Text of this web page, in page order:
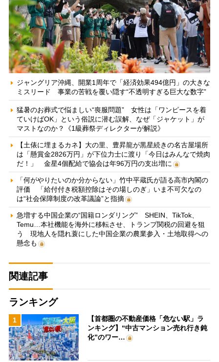
ジャングリア沖縄、開業1周年で「経済効果494億円」の大きな
ミスリード 事業の苦戦を覆い隠す“不透明すぎる巨大な数字”
猛暑のお葬式で悩ましい“喪服問題” 女性は「ワンピースを着
ていけばOK」という俗説に潜む誤解、なぜ「ジャケット」が
マストなのか？《1級葬祭ディレクターが解説》
【土俵に埋まるカネ】大の里、豊昇龍が黒星続きの名古屋場所
は「懸賞金2826万円」が下位力士に渡り「今日はみんなで焼肉
だ！」 金星4個配給で協会は年96万円の支出増に
「何がやりたいのか分からない」竹中平蔵氏が語る高市内閣の
評価 「給付付き税額控除はその場しのぎ」いま不可欠なの
は“社会保障制度の改革議論”と指摘
急増する中国企業の“国籍ロンダリング” SHEIN、TikTok、
Temu…本社機能を海外に移転させ、トランプ関税の回避を狙
う 現地人を隠れ蓑にした中国企業の農業参入・土地取得への
懸念も
関連記事
ランキング
1
【首都圏の不動産価格「危ない駅」ラ
ンキング】“中古マンション売れ行き鈍
化”のワー…